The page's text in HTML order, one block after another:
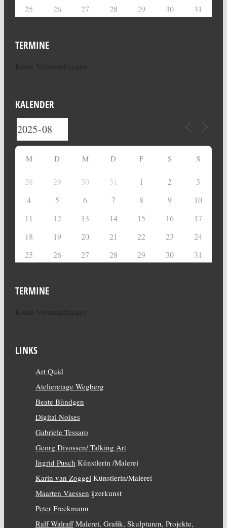
25
26 27 28 29 30 31
TERMINE
KALENDER
M D M D F S S
28 29 30 31 1 2
3
4
5 6 7 8 9
10
11
12 13 14 15 16
17
18
19 20 21 22 23
24
25
26 27 28 29 30 31
TERMINE
LINKS
Art Quid
Atelieretage Wegberg
Beate Bündgen
Digital Noises
Gabriele Tessaro
Georg Divossen/ Talking Art
Ingrid Pusch Künstlerin /Malerei
Karin van Zoggel Künstlerin/Malerei
Maarten Vaessen ijzerkunst
Peter Freckmann
Ralf WalraffMalerei, Grafik, Skulpturen, Projekte,